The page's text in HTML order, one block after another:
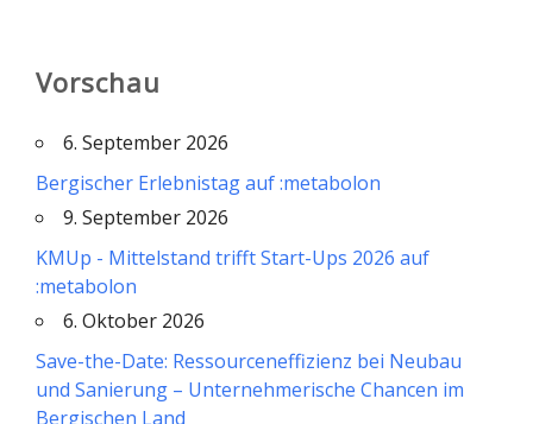
Vorschau
6. September 2026
Bergischer Erlebnistag auf :metabolon
9. September 2026
KMUp - Mittelstand trifft Start-Ups 2026 auf
:metabolon
6. Oktober 2026
Save-the-Date: Ressourceneffizienz bei Neubau
und Sanierung – Unternehmerische Chancen im
Bergischen Land